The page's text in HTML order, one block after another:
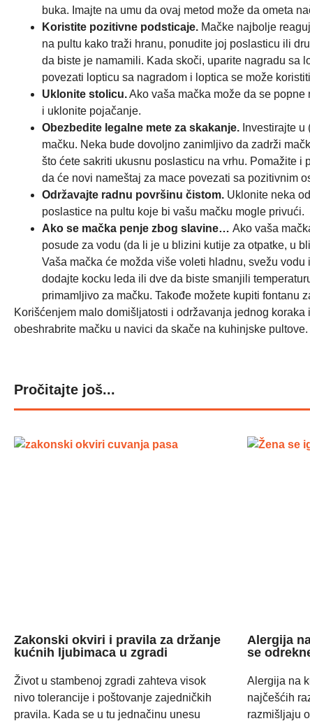
buka. Imajte na umu da ovaj metod može da ometa
Koristite pozitivne podsticaje. Mačke najbolje
na pultu kako traži hranu, ponudite joj poslasticu ili
da biste je namamili. Kada skoči, uparite nagradu sa
povezati lopticu sa nagradom i loptica se može
Uklonite stolicu.Ako vaša mačka može da se
i uklonite pojačanje.
Obezbedite legalne mete za skakanje. Investirajte
mačku. Neka bude dovoljno zanimljivo da zadrži
što ćete sakriti ukusnu poslasticu na vrhu. Pomažite
da će novi nameštaj za mace povezati sa pozitivnim
Održavajte radnu površinu čistom. Uklonite neka
poslastice na pultu koje bi vašu mačku mogle privući.
Ako se mačka penje zbog slavine… Ako vaša
posude za vodu (da li je u blizini kutije za otpatke, u
Vaša mačka će možda više voleti hladnu, svežu
dodajte kocku leda ili dve da biste smanjili
primamljivo za mačku. Takođe možete kupiti fontanu
Korišćenjem malo domišljatosti i održavanja jednog
obeshrabrite mačku u navici da skače na kuhinjske pultove.
Pročitajte još...
Zakonski okviri i pravila za držanje
kućnih ljubimaca u zgradi
Život u stambenoj zgradi zahteva visok
nivo tolerancije i poštovanje zajedničkih
pravila. Kada se u tu jednačinu unesu
Alergija
se
Alergija na
najčešćih
razmišljaju